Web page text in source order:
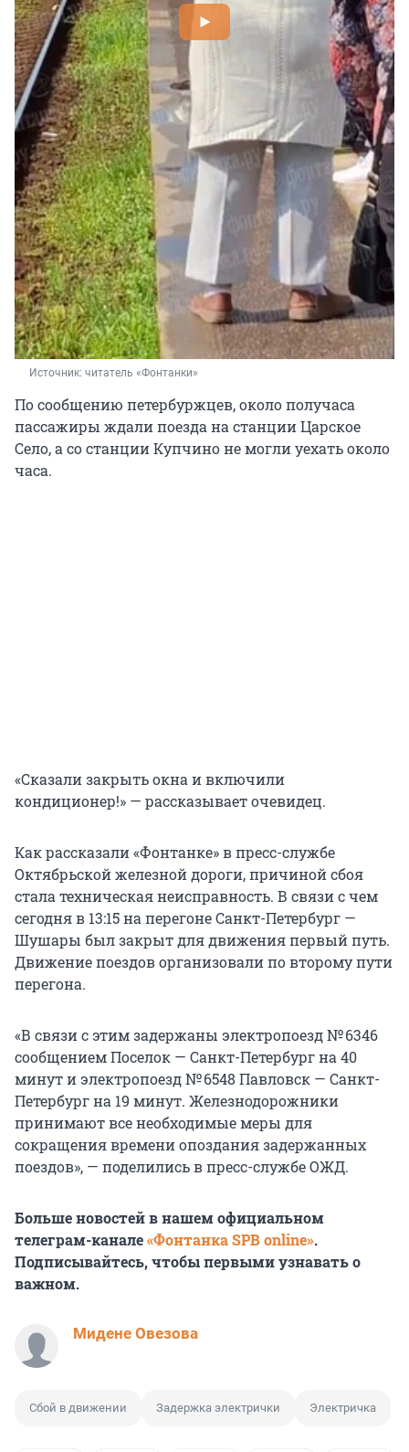
Источник: читатель «Фонтанки»
По сообщению петербуржцев, около получаса
пассажиры ждали поезда на станции Царское
Село, а со станции Купчино не могли уехать около
часа.
«Сказали закрыть окна и включили
кондиционер!» — рассказывает очевидец.
Как рассказали «Фонтанке» в пресс-службе
Октябрьской железной дороги, причиной сбоя
стала техническая неисправность. В связи с чем
сегодня в 13:15 на перегоне Санкт-Петербург —
Шушары был закрыт для движения первый путь.
Движение поездов организовали по второму пути
перегона.
«В связи с этим задержаны электропоезд № 6346
сообщением Поселок — Санкт-Петербург на 40
минут и электропоезд № 6548 Павловск — Санкт-
Петербург на 19 минут. Железнодорожники
принимают все необходимые меры для
сокращения времени опоздания задержанных
поездов», — поделились в пресс-службе ОЖД.
Больше новостей в нашем официальном
телеграм-канале«Фонтанка SPB online».
Подписывайтесь, чтобы первыми узнавать о
важном.
Мидене Овезова
Сбой в движении Задержка электрички Электричка